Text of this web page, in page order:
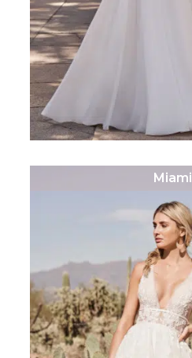
Miami